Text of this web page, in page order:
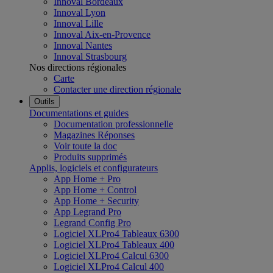
Innoval Lyon
Innoval Lille
Innoval Aix-en-Provence
Innoval Nantes
Innoval Strasbourg
Nos directions régionales
Carte
Contacter une direction régionale
Outils
Documentations et guides
Documentation professionnelle
Magazines Réponses
Voir toute la doc
Produits supprimés
Applis, logiciels et configurateurs
App Home + Pro
App Home + Control
App Home + Security
App Legrand Pro
Legrand Config Pro
Logiciel XLPro4 Tableaux 6300
Logiciel XLPro4 Tableaux 400
Logiciel XLPro4 Calcul 6300
Logiciel XLPro4 Calcul 400